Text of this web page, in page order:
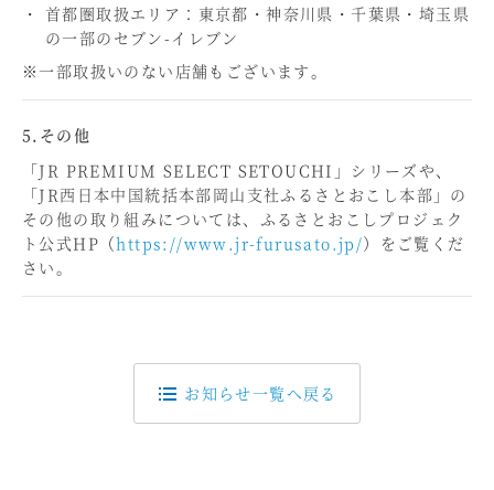
首都圏取扱エリア：東京都・神奈川県・千葉県・埼玉県
の一部のセブン-イレブン
※一部取扱いのない店舗もございます。
5.その他
「JR PREMIUM SELECT SETOUCHI」シリーズや、
「JR西日本中国統括本部岡山支社ふるさとおこし本部」の
その他の取り組みについては、ふるさとおこしプロジェク
ト公式HP（https://www.jr-furusato.jp/）をご覧くだ
さい。
お知らせ一覧へ戻る